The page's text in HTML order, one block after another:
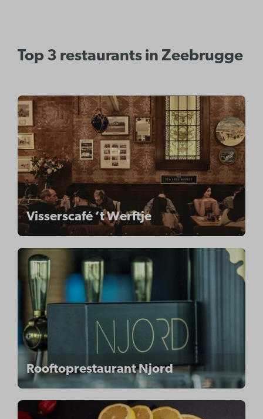
Top 3 restaurants in Zeebrugge
Visserscafé ’t Werftje
Rooftoprestaurant Njord